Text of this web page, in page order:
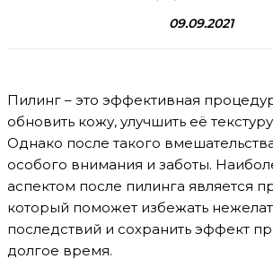
09.09.2021
Пилинг – это эффективная
обновить кожу, улучшить её
Однако после такого
особого внимания и заботы.
аспектом после пилинга является
который поможет избежать
последствий и сохранить эффект
долгое время.